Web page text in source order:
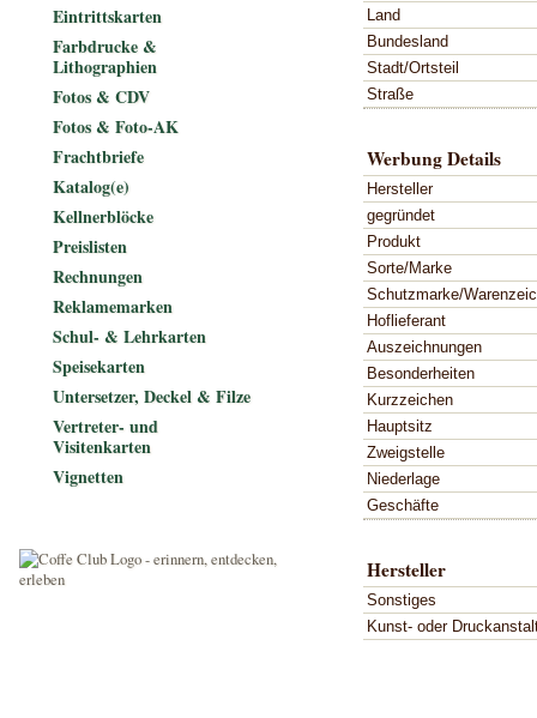
Land
Bundesland
Stadt/Ortsteil
Straße
Werbung Details
Hersteller
gegründet
Produkt
Sorte/Marke
Schutzmarke/
Hoflieferant
Auszeichnungen
Besonderheiten
Kurzzeichen
Hauptsitz
Zweigstelle
Niederlage
Geschäfte
Hersteller
Sonstiges
Kunst- oder
Eintrittskarten
Farbdrucke &
Lithographien
Fotos & CDV
Fotos & Foto-AK
Frachtbriefe
Katalog(e)
Kellnerblöcke
Preislisten
Rechnungen
Reklamemarken
Schul- & Lehrkarten
Speisekarten
Untersetzer, Deckel & Filze
Vertreter- und
Visitenkarten
Vignetten